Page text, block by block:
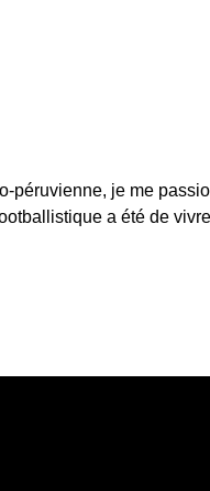
péruvienne, je me
a été de
du groupe A
: Le Sporting